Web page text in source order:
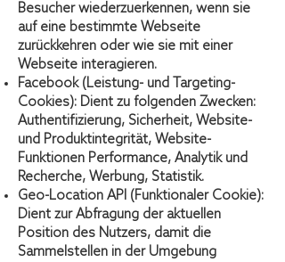
Besucher wiederzuerkennen, wenn sie
auf eine bestimmte Webseite
zurückkehren oder wie sie mit einer
Webseite interagieren.
Facebook (Leistung- und Targeting-
Cookies): Dient zu folgenden Zwecken:
Authentifizierung, Sicherheit, Website-
und Produktintegrität, Website-
Funktionen Performance, Analytik und
Recherche, Werbung, Statistik.
Geo-Location API (Funktionaler Cookie):
Dient zur Abfragung der aktuellen
Position des Nutzers, damit die
Sammelstellen in der Umgebung